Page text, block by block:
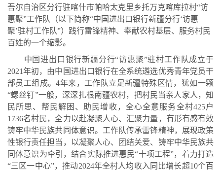
吾尔自治区分行驻喀什市帕哈太克里乡托万克喀库拉村“访
惠聚”工作队（以下简称“中国进出口银行新疆分行‘访惠
聚’驻村工作队”）践行雷锋精神、奉献农村基层、服务村民
百姓的一个缩影。
中国进出口银行新疆分行“访惠聚”驻村工作队成立于
2021年初，由中国进出口银行在全系统遴选优秀青年党员干
部员工组成。4年来，工作队立足新疆特殊区情，犹如一颗
“螺丝钉”一般，深深扎根南疆农村，把村民当亲人家人，知
民所思、帮民解困、助民增收，全心全意服务全村425户
1736名村民，全力以赴凝聚人心、汇聚力量，有形有感有效
铸牢中华民族共同体意识。工作队传承雷锋精神，展现政策
性银行责任担当，以凝聚人心、团结关爱、 铸牢中华民族共
同体意识为牵引，结合实际推进惠民“十项工程”，着力打造
“三区一中心”，推动2024年全村人均收入 同比增长超10个百